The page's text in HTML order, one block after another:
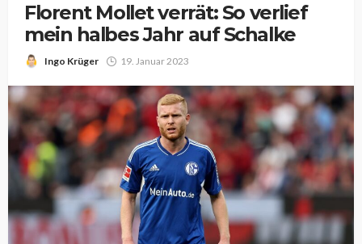
Florent Mollet verrät: So verlief
mein halbes Jahr auf Schalke
Ingo Krüger 19. Januar 2023